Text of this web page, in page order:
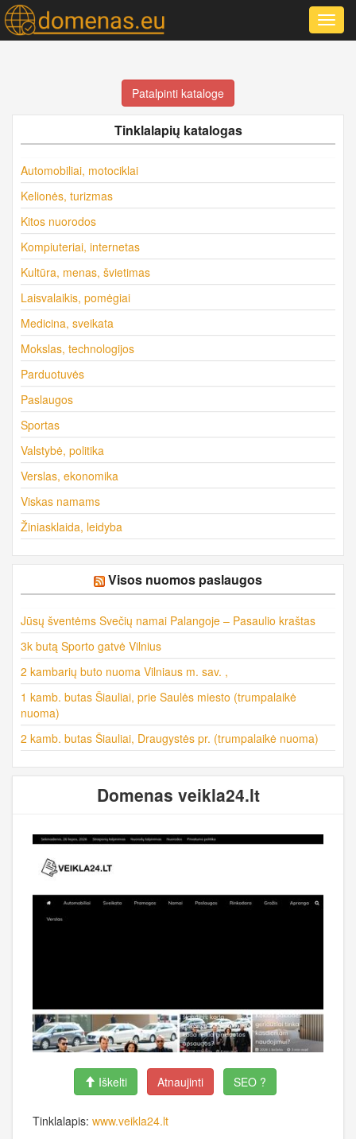
Patalpinti kataloge
Tinklalapių katalogas
Automobiliai, motociklai
Kelionės, turizmas
Kitos nuorodos
Kompiuteriai, internetas
Kultūra, menas, švietimas
Laisvalaikis, pomėgiai
Medicina, sveikata
Mokslas, technologijos
Parduotuvės
Paslaugos
Sportas
Valstybė, politika
Verslas, ekonomika
Viskas namams
Žiniasklaida, leidyba
Visos nuomos paslaugos
Jūsų šventėms Svečių namai Palangoje – Pasaulio kraštas
3k butą Sporto gatvė Vilnius
2 kambarių buto nuoma Vilniaus m. sav. ,
1 kamb. butas Šiauliai, prie Saulės miesto (trumpalaikė
nuoma)
2 kamb. butas Šiauliai, Draugystės pr. (trumpalaikė nuoma)
Domenas veikla24.lt
Iškelti Atnaujinti SEO ?
Tinklalapis: www.veikla24.lt